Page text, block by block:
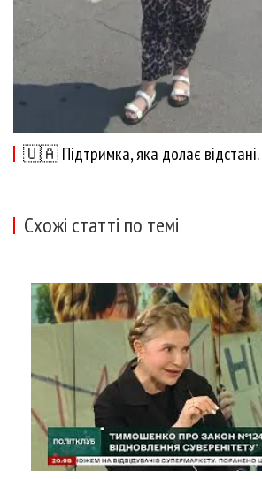
🇺🇦 Підтримка, яка долає відстані.
Схожі статті по темі